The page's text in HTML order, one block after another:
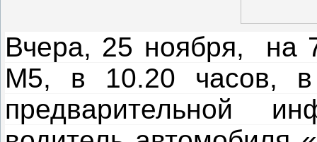
Вчера, 25 ноября, на
М5, в 10.20 часов, в
предварительной